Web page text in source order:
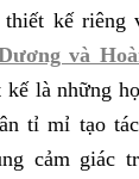
kế riêng
và
kế là những
tỉ mỉ tạo
cảm giác